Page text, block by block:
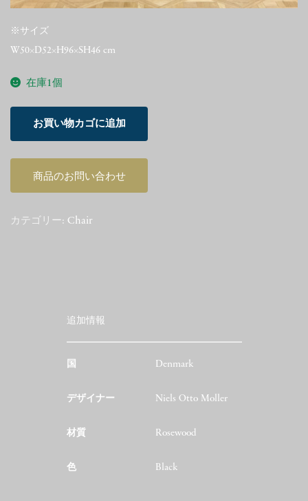
※サイズ
W50×D52×H96×SH46 cm
在庫1個
お買い物カゴに追加
商品のお問い合わせ
カテゴリー: Chair
追加情報
国 Denmark
デザイナー Niels Otto Moller
材質 Rosewood
色 Black